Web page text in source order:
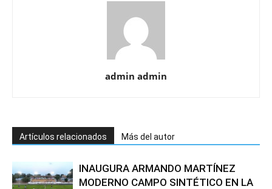
admin admin
Artículos relacionados Más del autor
INAUGURA ARMANDO MARTÍNEZ
MODERNO CAMPO SINTÉTICO EN LA